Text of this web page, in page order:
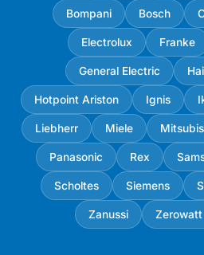
Bompani Bosch
Electrolux Franke
General Electric
Hotpoint Ariston Ignis
Liebherr Miele
Panasonic Rex
Scholtes Siemens
Zanussi Zerowatt